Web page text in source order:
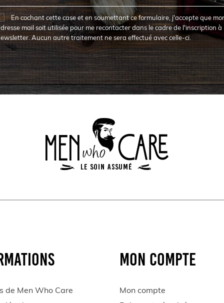
En cochant cette case et en soumettant ce formulaire, j'accepte que
mail soit utilisée pour me recontacter dans le cadre de l'inscription à
Aucun autre traitement ne sera effectué avec celle-ci.
de Men Who Care
MON COMPTE
Mon compte